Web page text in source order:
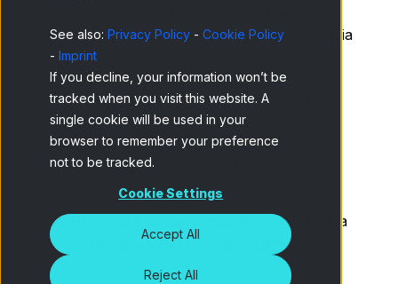
See also: Privacy Policy - Cookie Policy
- Imprint
If you decline, your information won’t be
tracked when you visit this website. A
single cookie will be used in your
browser to remember your preference
not to be tracked.
Cookie Settings
Accept All
Reject All
obtener datos valiosos sobre tu audiencia
Guía completa para utilizar consumer
insights en estrategias de marketing
5 métodos efectivos para obtener
consumer insights en estudios de
Beneficios de los consumer insights para
tu estrategia de marketing digital